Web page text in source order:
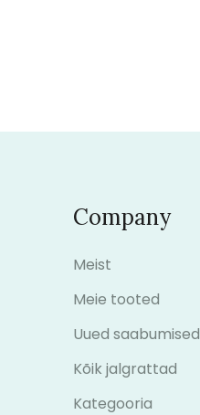
Company
Meist
Meie tooted
Uued saabumised
Kõik jalgrattad
Kategooria